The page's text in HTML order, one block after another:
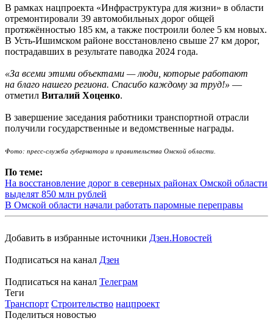
В рамках нацпроекта «Инфраструктура для жизни» в области
отремонтировали 39 автомобильных дорог общей
протяжённостью 185 км, а также построили более 5 км новых.
В Усть-Ишимском районе восстановлено свыше 27 км дорог,
пострадавших в результате паводка 2024 года.
«За всеми этими объектами — люди, которые работают
на благо нашего региона. Спасибо каждому за труд!» —
отметил Виталий Хоценко.
В завершение заседания работники транспортной отрасли
получили государственные и ведомственные награды.
Фото: пресс-служба губернатора и правительства Омской области.
По теме:
На восстановление дорог в северных районах Омской области
выделят 850 млн рублей
В Омской области начали работать паромные переправы
Добавить в избранные источники Дзен.Новостей
Подписаться на канал Дзен
Подписаться на канал Телеграм
Теги
Транспорт Строительство нацпроект
Поделиться новостью